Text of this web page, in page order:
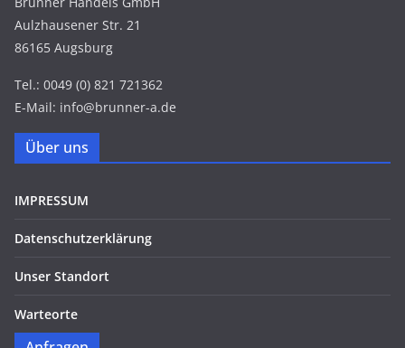
Aulzhausener Str. 21
86165 Augsburg
Tel.: 0049 (0) 821 721362
E-Mail: info@brunner-a.de
Über uns
IMPRESSUM
Datenschutzerklärung
Unser Standort
Warteorte